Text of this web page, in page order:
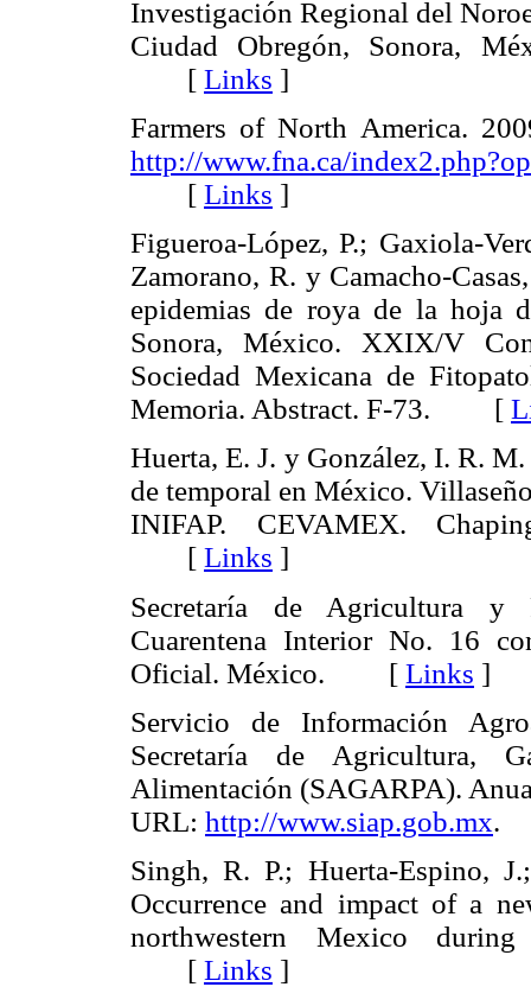
Investigación Regional del
Ciudad Obregón, Sonora,
[ Links ]
Farmers of North America.
http://www.fna.ca/
[ Links ]
Figueroa-López, P.; Gaxiola-
Zamorano, R. y Camacho-
epidemias de roya de la hoja
Sonora, México. XXIX/V
Sociedad Mexicana de
Memoria. Abstract. F-73. [
Huerta, E. J. y González, I. R.
de temporal en México.
INIFAP. CEVAMEX.
[ Links ]
Secretaría de Agricultura y
Cuarentena Interior No. 16
Oficial. México. [ Links ]
Servicio de Información
Secretaría de Agricultura,
Alimentación (SAGARPA).
URL: http://www.siap.gob.mx.
Singh, R. P.; Huerta-Espino,
Occurrence and impact of a
northwestern Mexico
[ Links ]